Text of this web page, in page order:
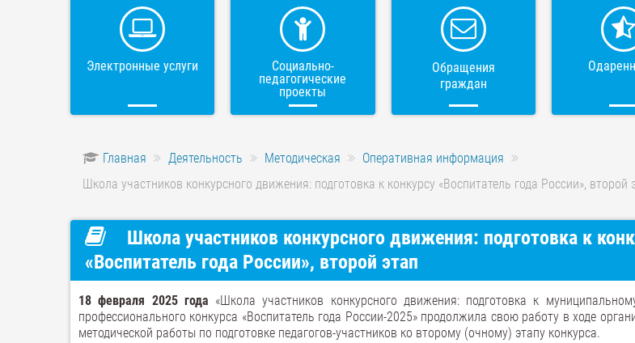
Электронные услуги
Социально-
педагогические
проекты
Обращения
граждан
Главная Деятельность Методическая
Оперативная информация
Школа участников конкурсного движения: подготовка к конкурсу «Воспитатель года России», второй
Школа участников конкурсного движения: подготовка к
«Воспитатель года России», второй этап
18 февраля 2025 года «Школа участников конкурсного движения: подготовка к
профессионального конкурса «Воспитатель года России-2025» продолжила свою работу в ходе
методической работы по подготовке педагогов-участников ко второму (очному) этапу конкурса.